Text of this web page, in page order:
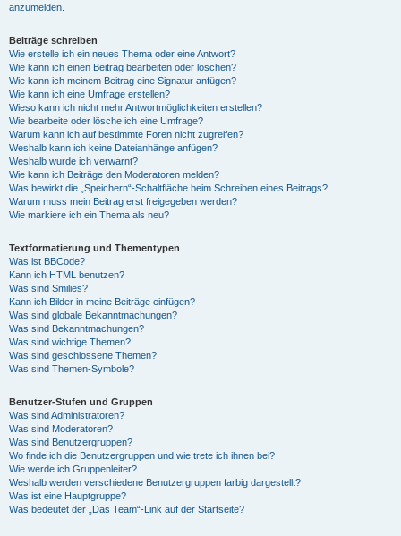
anzumelden.
Beiträge schreiben
Wie erstelle ich ein neues Thema oder eine Antwort?
Wie kann ich einen Beitrag bearbeiten oder löschen?
Wie kann ich meinem Beitrag eine Signatur anfügen?
Wie kann ich eine Umfrage erstellen?
Wieso kann ich nicht mehr Antwortmöglichkeiten erstellen?
Wie bearbeite oder lösche ich eine Umfrage?
Warum kann ich auf bestimmte Foren nicht zugreifen?
Weshalb kann ich keine Dateianhänge anfügen?
Weshalb wurde ich verwarnt?
Wie kann ich Beiträge den Moderatoren melden?
Was bewirkt die „Speichern“-Schaltfläche beim Schreiben eines Beitrags?
Warum muss mein Beitrag erst freigegeben werden?
Wie markiere ich ein Thema als neu?
Textformatierung und Thementypen
Was ist BBCode?
Kann ich HTML benutzen?
Was sind Smilies?
Kann ich Bilder in meine Beiträge einfügen?
Was sind globale Bekanntmachungen?
Was sind Bekanntmachungen?
Was sind wichtige Themen?
Was sind geschlossene Themen?
Was sind Themen-Symbole?
Benutzer-Stufen und Gruppen
Was sind Administratoren?
Was sind Moderatoren?
Was sind Benutzergruppen?
Wo finde ich die Benutzergruppen und wie trete ich ihnen bei?
Wie werde ich Gruppenleiter?
Weshalb werden verschiedene Benutzergruppen farbig dargestellt?
Was ist eine Hauptgruppe?
Was bedeutet der „Das Team“-Link auf der Startseite?